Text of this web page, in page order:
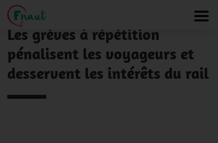
Panneau de gestion des cookies
NOS ACTUALITÉS
Les grèves à répétition
pénalisent les voyageurs et
desservent les intérêts du rail